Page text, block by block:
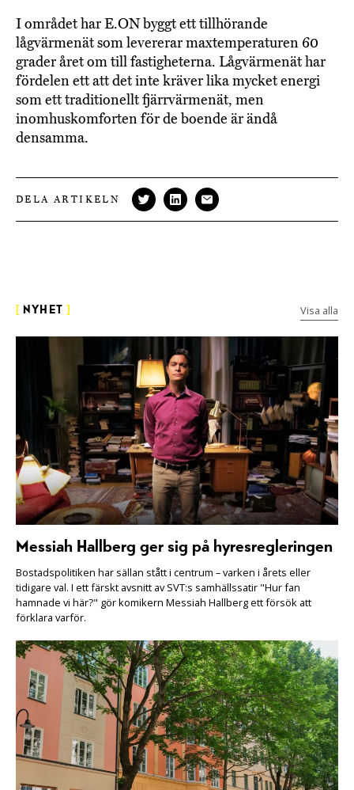
I området har E.ON byggt ett tillhörande
lågvärmenät som levererar maxtemperaturen 60
grader året om till fastigheterna. Lågvärmenät har
fördelen ett att det inte kräver lika mycket energi
som ett traditionellt fjärrvärmenät, men
inomhuskomforten för de boende är ändå
densamma.
DELA ARTIKELN
NYHET Visa alla
Messiah Hallberg ger sig på hyresregleringen
Bostadspolitiken har sällan stått i centrum – varken i årets eller
tidigare val. I ett färskt avsnitt av SVT:s samhällssatir "Hur fan
hamnade vi här?" gör komikern Messiah Hallberg ett försök att
förklara varför.